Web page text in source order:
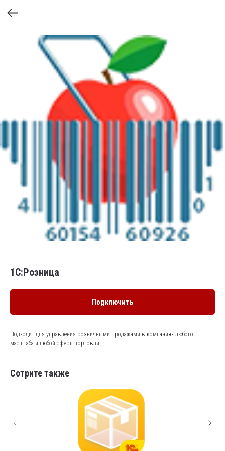
1С:Розница
Подключить
Подходит для управления розничными продажами в компаниях любого
масштаба и любой сферы торговли.
Сотрите также